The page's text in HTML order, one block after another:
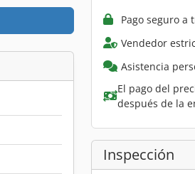
Pago seguro a
Vendedor
Asistencia
El pago del
después de la
Inspección